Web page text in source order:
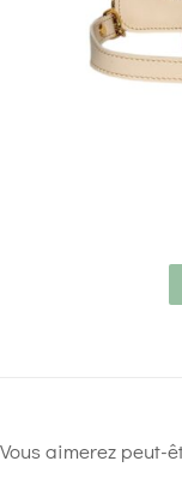
Vous aimerez peut-